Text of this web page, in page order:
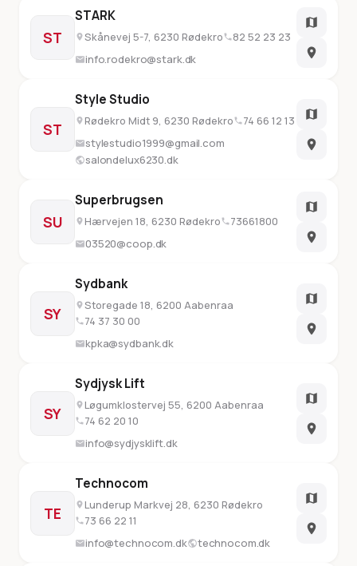
ST
STARK
Skånevej 5-7, 6230 Rødekro
82 52 23 23
info.rodekro@stark.dk
ST
Style Studio
Rødekro Midt 9, 6230 Rødekro
74 66 12 13
stylestudio1999@gmail.com
salondelux6230.dk
SU
Superbrugsen
Hærvejen 18, 6230 Rødekro
73661800
03520@coop.dk
SY
Sydbank
Storegade 18, 6200 Aabenraa
74 37 30 00
kpka@sydbank.dk
SY
Sydjysk Lift
Løgumklostervej 55, 6200 Aabenraa
74 62 20 10
info@sydjysklift.dk
TE
Technocom
Lunderup Markvej 28, 6230 Rødekro
73 66 22 11
info@technocom.dk
technocom.dk